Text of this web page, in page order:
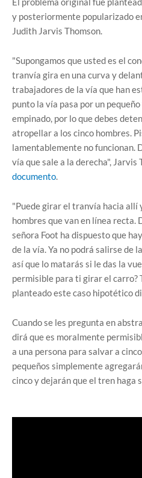
y posteriormente popularizado
Judith Jarvis Thomson.
"Supongamos que usted es el
tranvía gira en una curva y
trabajadores de la vía que han
punto la vía pasa por un
empinado, por lo que debes
atropellar a los cinco hombres.
lamentablemente no funcionan.
vía que sale a la derecha", Jarvis
documento.
"Puede girar el tranvía hacia allí
hombres que van en línea recta.
señora Foot ha dispuesto que
de la vía. Ya no podrá salirse de
así que lo matarás si le das la
permisible para ti girar el carro?
planteado este caso hipotético
Cuando se les pregunta en
dirá que es moralmente
a una persona para salvar a
pequeños simplemente
cinco y dejarán que el tren haga